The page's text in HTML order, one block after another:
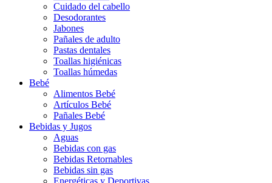
Cuidado del cabello
Desodorantes
Jabones
Pañales de adulto
Pastas dentales
Toallas higiénicas
Toallas húmedas
Bebé
Alimentos Bebé
Artículos Bebé
Pañales Bebé
Bebidas y Jugos
Aguas
Bebidas con gas
Bebidas Retornables
Bebidas sin gas
Energéticas y Deportivas